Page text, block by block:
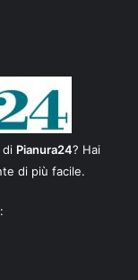
di Pianura24? Hai
di più facile.